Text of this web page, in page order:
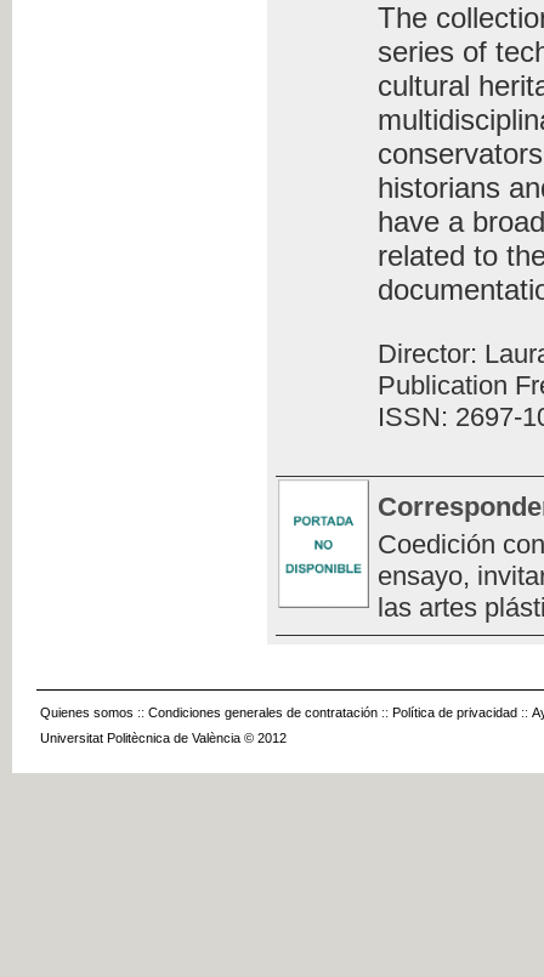
The
series of
cultural
historians
have a
related to
Director:
Publication
ISSN: 2697-
Coedición
ensayo,
las artes
Quienes somos :: Condiciones generales de contratación :: Política de privacidad ::
Universitat Politècnica de València © 2012